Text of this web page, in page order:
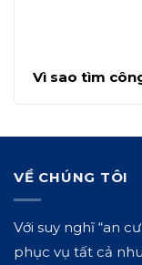
Vì sao tìm
VỀ CHÚNG TÔI
Với suy nghĩ “an
phục vụ tất cả